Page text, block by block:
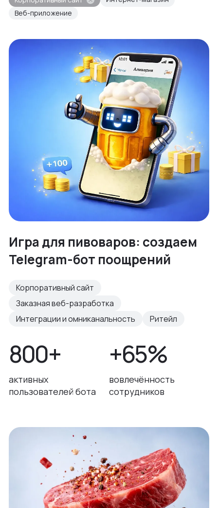
Веб-приложение
Игра для пивоваров: создаем
Telegram-бот поощрений
Корпоративный сайт
Заказная веб-разработка
Интеграции и омниканальность
Ритейл
800+
активных
пользователей бота
+65%
вовлечённость
сотрудников